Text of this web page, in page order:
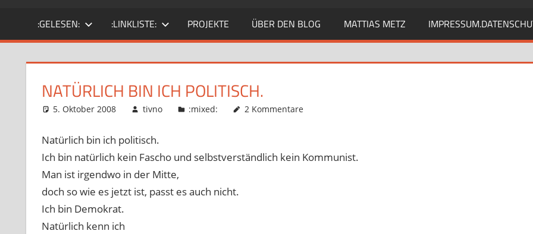
Fan.
Gärtner?
:GELESEN: :LINKLISTE: PROJEKTE ÜBER DEN BLOG MATTIAS METZ
NATÜRLICH BIN ICH POLITISCH.
5. Oktober 2008 tivno :mixed: 2 Kommentare
Natürlich bin ich politisch.
Ich bin natürlich kein Fascho und selbstverständlich kein Kommunist.
Man ist irgendwo in der Mitte,
doch so wie es jetzt ist, passt es auch nicht.
Ich bin Demokrat.
Natürlich kenn ich